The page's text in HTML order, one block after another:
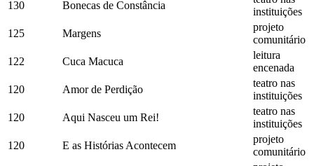
130
Bonecas de Constância
instituições
125
Margens
projeto
comunitário
122
Cuca Macuca
leitura
encenada
120
Amor de Perdição
teatro nas
instituições
120
Aqui Nasceu um Rei!
teatro nas
instituições
120
E as Histórias Acontecem
projeto
comunitário